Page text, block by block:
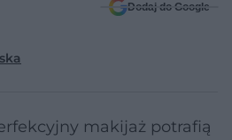
Dodaj do Google
makijaż potrafią